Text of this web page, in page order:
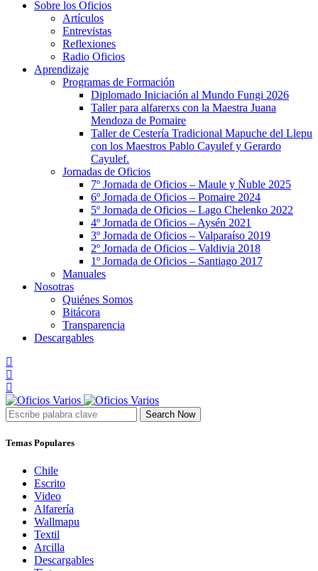
Sobre los Oficios
Artículos
Entrevistas
Reflexiones
Radio Oficios
Aprendizaje
Programas de Formación
Diplomado Iniciación al Mundo Fungi 2026
Taller para alfarerxs con la Maestra Juana
Mendoza de Pomaire
Taller de Cestería Tradicional Mapuche del Llepu
con los Maestros Pablo Cayulef y Gerardo
Cayulef.
Jornadas de Oficios
7º Jornada de Oficios – Maule y Ñuble 2025
6º Jornada de Oficios – Pomaire 2024
5º Jornada de Oficios – Lago Chelenko 2022
4º Jornada de Oficios – Aysén 2021
3º Jornada de Oficios – Valparaíso 2019
2º Jornada de Oficios – Valdivia 2018
1º Jornada de Oficios – Santiago 2017
Manuales
Nosotras
Quiénes Somos
Bitácora
Transparencia
Descargables
Search Now
Temas Populares
Chile
Escrito
Video
Alfarería
Wallmapu
Textil
Arcilla
Descargables